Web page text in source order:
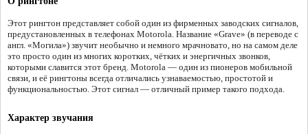
Этот рингтон представляет собой один из фирменных заводских сигналов,
предустановленных в телефонах Motorola. Название «Grave» (в переводе с
англ. «Могила») звучит необычно и немного мрачновато, но на самом деле
это просто один из многих коротких, чётких и энергичных звонков,
которыми славится этот бренд. Motorola — один из пионеров мобильной
связи, и её рингтоны всегда отличались узнаваемостью, простотой и
функциональностью. Этот сигнал — отличный пример такого подхода.
Характер звучания